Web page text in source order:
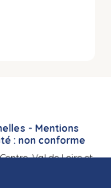
- Mentions
: non conforme
Val de Loire et